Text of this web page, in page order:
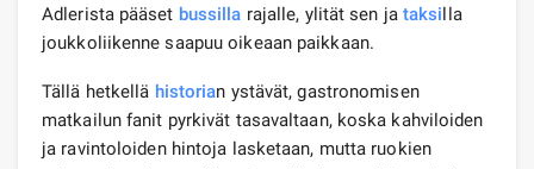
Adlerista pääset bussilla rajalle, ylität sen ja taksilla
joukkoliikenne saapuu oikeaan paikkaan.
Tällä hetkellä historian ystävät, gastronomisen
matkailun fanit pyrkivät tasavaltaan, koska kahviloiden
ja ravintoloiden hintoja lasketaan, mutta ruokien